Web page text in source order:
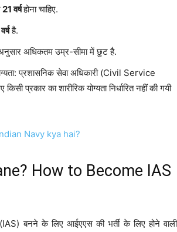
21 वर्षहोना चाहिए.
है.
अधिकतम उम्र-सीमा में छुट है.
प्रशासनिक सेवा अधिकारी (Civil Service
प्रकार का शारीरिक योग्यता निर्धारित नहीं की गयी
Indian Navy kya hai?
How to Become IAS
बनने के लिए आईएएस की भर्ती के लिए होने वाली